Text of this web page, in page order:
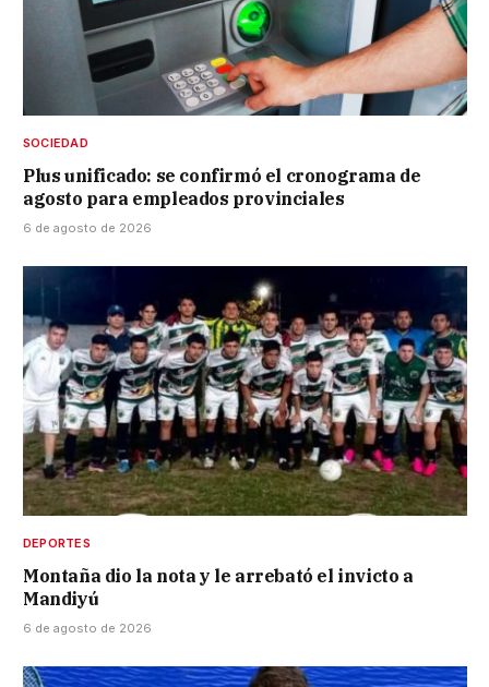
SOCIEDAD
Plus unificado: se confirmó el cronograma de
agosto para empleados provinciales
6 de agosto de 2026
DEPORTES
Montaña dio la nota y le arrebató el invicto a
Mandiyú
6 de agosto de 2026